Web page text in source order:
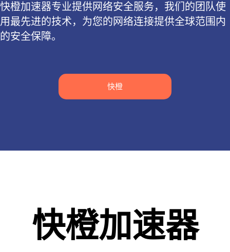
快橙加速器专业提供网络安全服务，我们的团队使
用最先进的技术，为您的网络连接提供全球范围内
的安全保障。
快橙
快橙加速器